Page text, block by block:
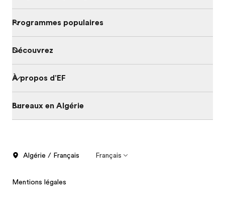
Programmes populaires
Découvrez
À propos d'EF
Bureaux en Algérie
Algérie / Français Français
Mentions légales